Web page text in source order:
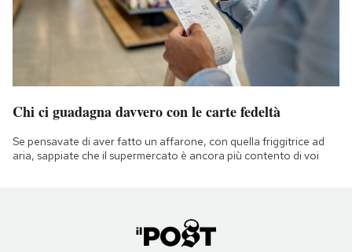
Chi ci guadagna davvero con le carte fedeltà
Se pensavate di aver fatto un affarone, con quella friggitrice ad
aria, sappiate che il supermercato è ancora più contento di voi